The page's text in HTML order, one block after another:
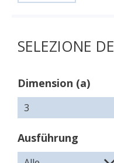
SELEZIONE
Dimension (a)
Ausführung